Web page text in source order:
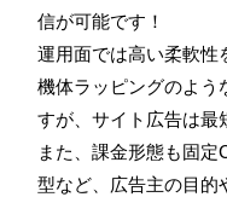
信が可能です！
運用面では高い柔軟性
機体ラッピングのよう
すが、サイト広告は最
また、課金形態も固
型など、広告主の目的